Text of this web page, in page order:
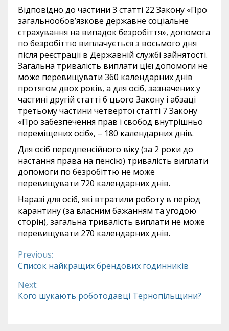
Відповідно до частини 3 статті 22 Закону «Про
загальнообов’язкове державне соціальне
страхування на випадок безробіття», допомога
по безробіттю виплачується з восьмого дня
після реєстрації в Державній службі зайнятості.
Загальна тривалість виплати цієї допомоги не
може перевищувати 360 календарних днів
протягом двох років, а для осіб, зазначених у
частині другій статті 6 цього Закону і абзаці
третьому частини четвертої статті 7 Закону
«Про забезпечення прав і свобод внутрішньо
переміщених осіб», – 180 календарних днів.
Для осіб передпенсійного віку (за 2 роки до
настання права на пенсію) тривалість виплати
допомоги по безробіттю не може
перевищувати 720 календарних днів.
Наразі для осіб, які втратили роботу в період
карантину (за власним бажанням та угодою
сторін), загальна тривалість виплати не може
перевищувати 270 календарних днів.
Continue
Reading
Previous:
Список найкращих брендових годинників
Next:
Кого шукають роботодавці Тернопільщини?